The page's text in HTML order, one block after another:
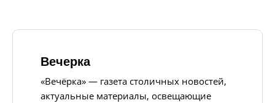
Вечерка
«Вечёрка» — газета столичных новостей,
актуальные материалы, освещающие